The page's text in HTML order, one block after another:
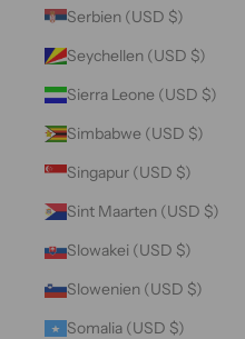
Serbien (USD $)
Seychellen (USD $)
Sierra Leone (USD $)
Simbabwe (USD $)
Singapur (USD $)
Sint Maarten (USD $)
Slowakei (USD $)
Slowenien (USD $)
Somalia (USD $)